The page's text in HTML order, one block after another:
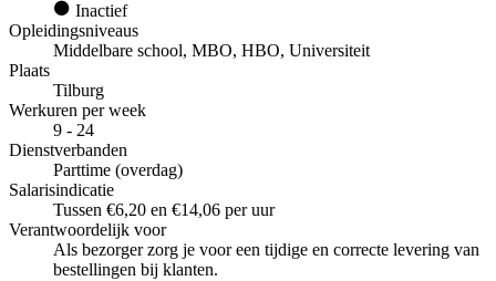
Inactief
Opleidingsniveaus
Middelbare school, MBO, HBO, Universiteit
Plaats
Tilburg
Werkuren per week
9 - 24
Dienstverbanden
Parttime (overdag)
Salarisindicatie
Tussen €6,20 en €14,06 per uur
Verantwoordelijk voor
Als bezorger zorg je voor een tijdige en correcte levering van
bestellingen bij klanten.